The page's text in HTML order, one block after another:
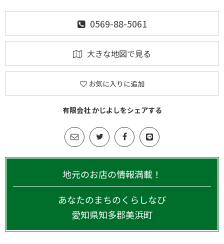
0569-88-5061
大きな地図で見る
お気に入りに追加
有限会社 かじよしをシェアする
地元のお店の情報満載！
あなたのまちのくらしなび
愛知県知多郡美浜町